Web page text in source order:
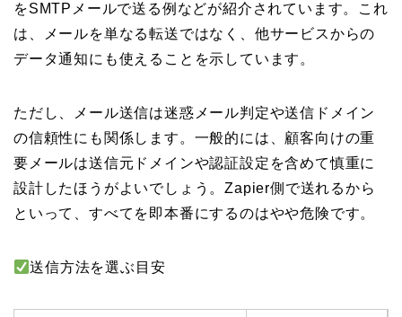
をSMTPメールで送る例などが紹介されています。これ
は、メールを単なる転送ではなく、他サービスからの
データ通知にも使えることを示しています。
ただし、メール送信は迷惑メール判定や送信ドメイン
の信頼性にも関係します。一般的には、顧客向けの重
要メールは送信元ドメインや認証設定を含めて慎重に
設計したほうがよいでしょう。Zapier側で送れるから
といって、すべてを即本番にするのはやや危険です。
送信方法を選ぶ目安